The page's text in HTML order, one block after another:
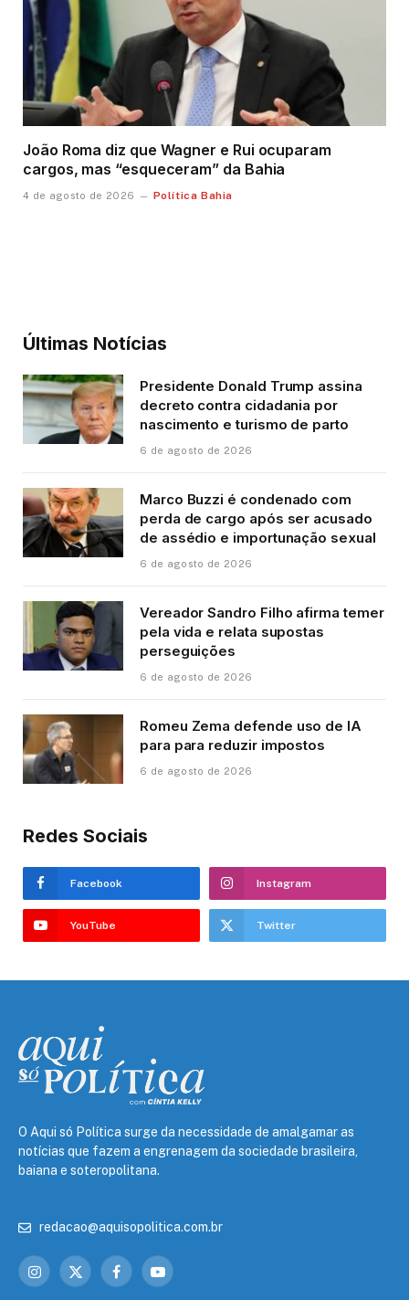
João Roma diz que Wagner e Rui ocuparam
cargos, mas “esqueceram” da Bahia
4 de agosto de 2026 Política Bahia
Últimas Notícias
Presidente Donald Trump assina
decreto contra cidadania por
nascimento e turismo de parto
6 de agosto de 2026
Marco Buzzi é condenado com
perda de cargo após ser acusado
de assédio e importunação sexual
6 de agosto de 2026
Vereador Sandro Filho afirma temer
pela vida e relata supostas
perseguições
6 de agosto de 2026
Romeu Zema defende uso de IA
para para reduzir impostos
6 de agosto de 2026
Redes Sociais
Facebook Instagram
YouTube Twitter
O Aqui só Política surge da necessidade de amalgamar as
notícias que fazem a engrenagem da sociedade brasileira,
baiana e soteropolitana.
redacao@aquisopolitica.com.br
Instagram
X
FacebookYouTube